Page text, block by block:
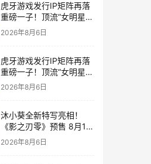
虎牙游戏发行IP矩阵再落
重磅一子！顶流“女明星”
ZANMANG LOOPY 正版
3D消除手游《消消奇遇》
2026年8月6日
虎牙游戏发行IP矩阵再落
重磅一子！顶流“女明星”
ZANMANG LOOPY 正版
2026年8月6日
沐小葵全新特写亮相！
《影之刃零》预售 8月12
日开启
2026年8月6日